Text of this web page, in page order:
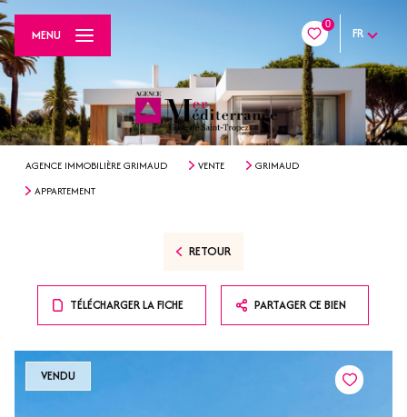
0
FR
MENU
AGENCE IMMOBILIÈRE GRIMAUD VENTE
GRIMAUD
APPARTEMENT
RETOUR
TÉLÉCHARGER LA FICHE PARTAGER CE BIEN
VENDU